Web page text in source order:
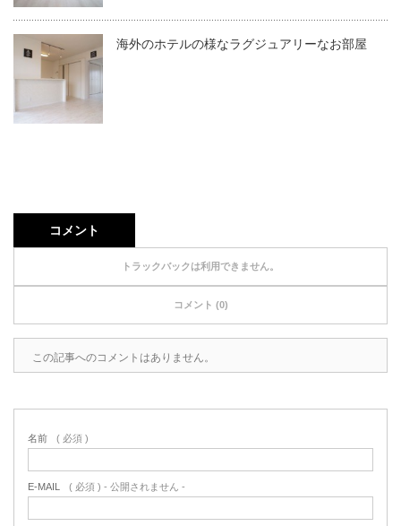
海外のホテルの様なラグジュアリーなお部屋
コメント
トラックバックは利用できません。
コメント (0)
この記事へのコメントはありません。
名前 ( 必須 )
E-MAIL ( 必須 ) - 公開されません -